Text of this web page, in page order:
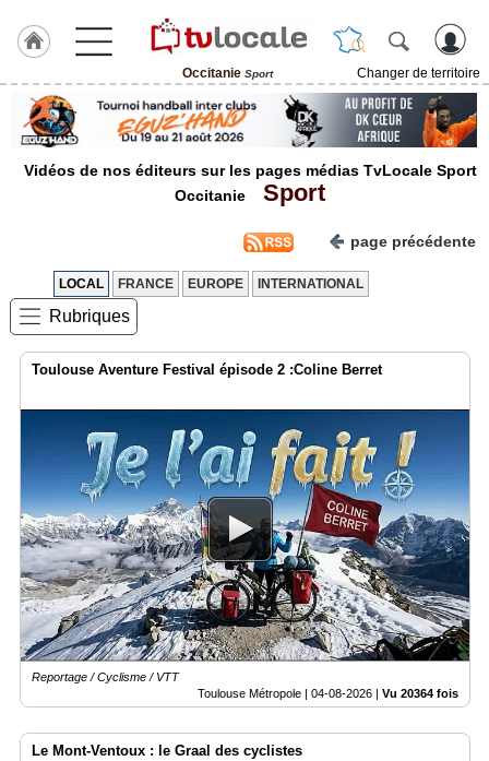
Occitanie Sport
Changer de territoire
J'adhère
Hulcoq
ACCUEIL
Accueil
Médias
du
groupe
Blogs
Prémium
Inscription
annuaire
Accès
éditeur
Vidéos de nos éditeurs sur les pages médias TvLocale Sport
Occitanie
Sport
page précédente
LOCAL FRANCE EUROPE INTERNATIONAL
Rubriques
Toulouse Aventure Festival épisode 2 :Coline Berret
Reportage / Cyclisme / VTT
Toulouse Métropole | 04-08-2026 Vu 20364 fois
Le Mont-Ventoux : le Graal des cyclistes